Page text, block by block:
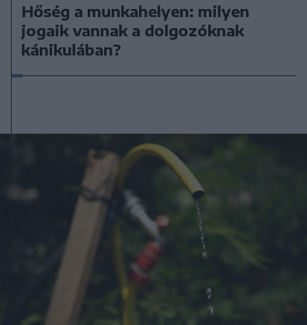
Hőség a munkahelyen: milyen
jogaik vannak a dolgozóknak
kánikulában?